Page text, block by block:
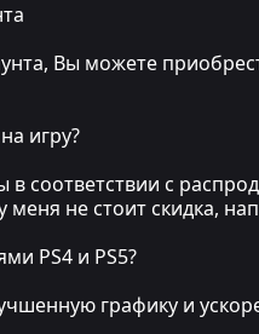
Вы можете
игру?
соответствии с
меня не стоит скидка,
PS4 и PS5?
графику и